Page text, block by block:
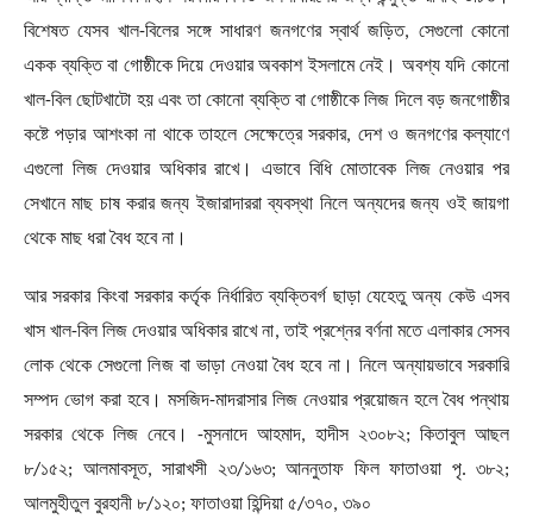
বিশেষত যেসব খাল-বিলের সঙ্গে সাধারণ জনগণের স্বার্থ জড়িত, সেগুলো কোনো
একক ব্যক্তি বা গোষ্ঠীকে দিয়ে দেওয়ার অবকাশ ইসলামে নেই। অবশ্য যদি কোনো
খাল-বিল ছোটখাটো হয় এবং তা কোনো ব্যক্তি বা গোষ্ঠীকে লিজ দিলে বড় জনগোষ্ঠীর
কষ্টে পড়ার আশংকা না থাকে তাহলে সেক্ষেত্রে সরকার, দেশ ও জনগণের কল্যাণে
এগুলো লিজ দেওয়ার অধিকার রাখে। এভাবে বিধি মোতাবেক লিজ নেওয়ার পর
সেখানে মাছ চাষ করার জন্য ইজারাদাররা ব্যবস্থা নিলে অন্যদের জন্য ওই জায়গা
থেকে মাছ ধরা বৈধ হবে না।
আর সরকার কিংবা সরকার কর্তৃক নির্ধারিত ব্যক্তিবর্গ ছাড়া যেহেতু অন্য কেউ এসব
খাস খাল-বিল লিজ দেওয়ার অধিকার রাখে না,তাই প্রশ্নের বর্ণনা মতে এলাকার সেসব
লোক থেকে সেগুলো লিজ বা ভাড়া নেওয়া বৈধ হবে না। নিলে অন্যায়ভাবে সরকারি
সম্পদ ভোগ করা হবে। মসজিদ-মাদরাসার লিজ নেওয়ার প্রয়োজন হলে বৈধ পন্থায়
সরকার থেকে লিজ নেবে। -মুসনাদে আহমাদ, হাদীস ২৩০৮২; কিতাবুল আছল
৮/১৫২; আলমাবসূত, সারাখসী ২৩/১৬৩; আননুতাফ ফিল ফাতাওয়া পৃ. ৩৮২;
আলমুহীতুল বুরহানী ৮/১২০; ফাতাওয়া হিন্দিয়া ৫/৩৭০, ৩৯০